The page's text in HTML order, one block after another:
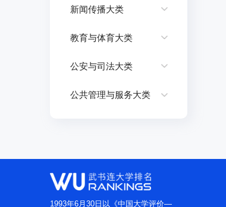
新闻传播大类
教育与体育大类
公安与司法大类
公共管理与服务大类
1993年6月30日以《中国大学评价—